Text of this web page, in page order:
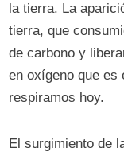
la tierra. La
tierra, que
de carbono y
en oxígeno que es
respiramos hoy.
El surgimiento de